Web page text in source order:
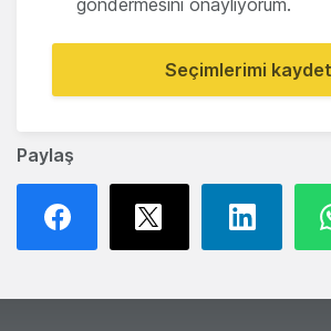
Paylaş
Seçimlerimi kaydet